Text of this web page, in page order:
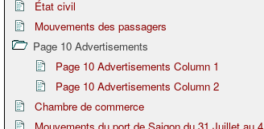
État civil
Mouvements des passagers
Page 10 Advertisements
Page 10 Advertisements Column 1
Page 10 Advertisements Column 2
Chambre de commerce